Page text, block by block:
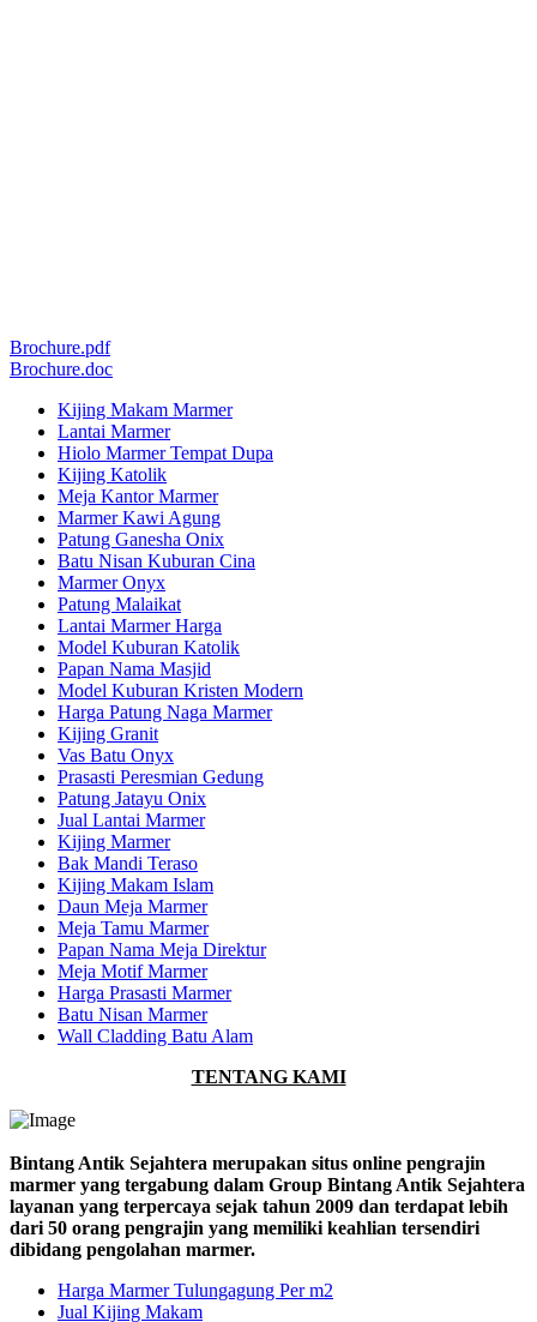
Brochure.pdf
Brochure.doc
Kijing Makam Marmer
Lantai Marmer
Hiolo Marmer Tempat Dupa
Kijing Katolik
Meja Kantor Marmer
Marmer Kawi Agung
Patung Ganesha Onix
Batu Nisan Kuburan Cina
Marmer Onyx
Patung Malaikat
Lantai Marmer Harga
Model Kuburan Katolik
Papan Nama Masjid
Model Kuburan Kristen Modern
Harga Patung Naga Marmer
Kijing Granit
Vas Batu Onyx
Prasasti Peresmian Gedung
Patung Jatayu Onix
Jual Lantai Marmer
Kijing Marmer
Bak Mandi Teraso
Kijing Makam Islam
Daun Meja Marmer
Meja Tamu Marmer
Papan Nama Meja Direktur
Meja Motif Marmer
Harga Prasasti Marmer
Batu Nisan Marmer
Wall Cladding Batu Alam
TENTANG KAMI
Bintang Antik Sejahtera merupakan situs online pengrajin
marmer yang tergabung dalam Group Bintang Antik Sejahtera
layanan yang terpercaya sejak tahun 2009 dan terdapat lebih
dari 50 orang pengrajin yang memiliki keahlian tersendiri
dibidang pengolahan marmer.
Harga Marmer Tulungagung Per m2
Jual Kijing Makam